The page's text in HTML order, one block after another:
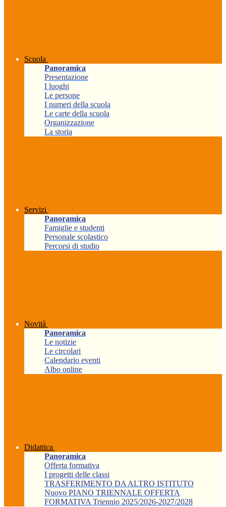
Scuola
Panoramica
Presentazione
I luoghi
Le persone
I numeri della scuola
Le carte della scuola
Organizzazione
La storia
Servizi
Panoramica
Famiglie e studenti
Personale scolastico
Percorsi di studio
Novità
Panoramica
Le notizie
Le circolari
Calendario eventi
Albo online
Didattica
Panoramica
Offerta formativa
I progetti delle classi
TRASFERIMENTO DA ALTRO ISTITUTO
Nuovo PIANO TRIENNALE OFFERTA
FORMATIVA Triennio 2025/2026-2027/2028